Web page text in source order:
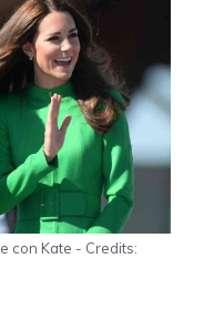
con Kate - Credits: